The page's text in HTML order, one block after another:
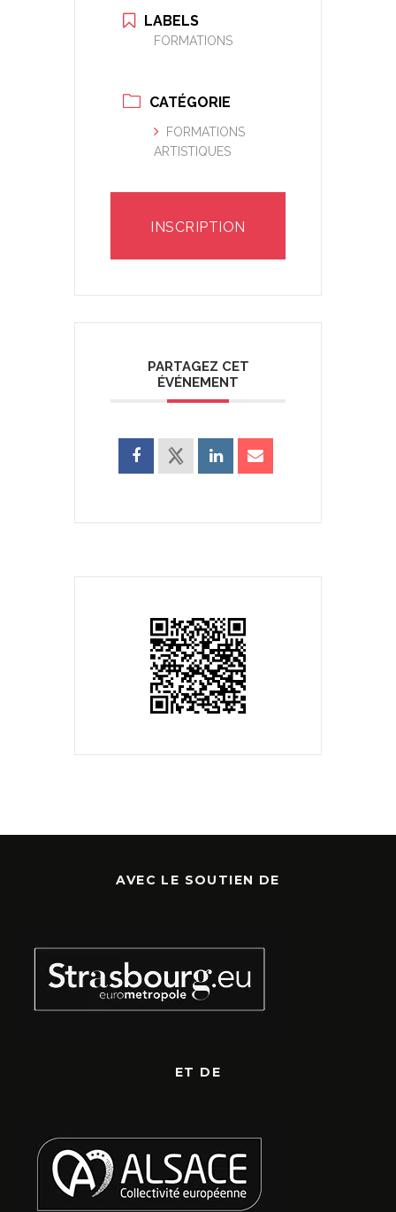
LABELS
FORMATIONS
CATÉGORIE
FORMATIONS
ARTISTIQUES
INSCRIPTION
PARTAGEZ CET
ÉVÉNEMENT
AVEC LE SOUTIEN DE
ET DE